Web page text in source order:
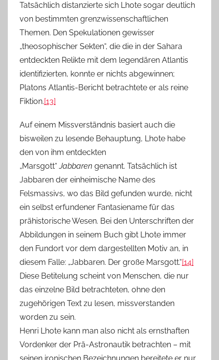
Tatsächlich distanzierte sich Lhote sogar deutlich
von bestimmten grenzwissenschaftlichen
Themen. Den Spekulationen gewisser
„theosophischer Sekten“, die die in der Sahara
entdeckten Relikte mit dem legendären Atlantis
identifizierten, konnte er nichts abgewinnen;
Platons Atlantis-Bericht betrachtete er als reine
Fiktion.[13]
Auf einem Missverständnis basiert auch die
bisweilen zu lesende Behauptung, Lhote habe
den von ihm entdeckten
„Marsgott“Jabbaren genannt. Tatsächlich ist
Jabbaren der einheimische Name des
Felsmassivs, wo das Bild gefunden wurde, nicht
ein selbst erfundener Fantasiename für das
prähistorische Wesen. Bei den Unterschriften der
Abbildungen in seinem Buch gibt Lhote immer
den Fundort vor dem dargestellten Motiv an, in
diesem Falle: „Jabbaren. Der große Marsgott.“[14]
Diese Betitelung scheint von Menschen, die nur
das einzelne Bild betrachteten, ohne den
zugehörigen Text zu lesen, missverstanden
worden zu sein.
Henri Lhote kann man also nicht als ernsthaften
Vordenker der Prä-Astronautik betrachten – mit